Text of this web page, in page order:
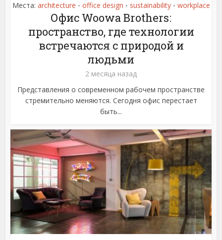
Места: architecture • office design • sustainability • workplace
Офис Woowa Brothers:
пространство, где технологии
встречаются с природой и
людьми
2 месяца назад
Представления о современном рабочем пространстве
стремительно меняются. Сегодня офис перестает
быть...